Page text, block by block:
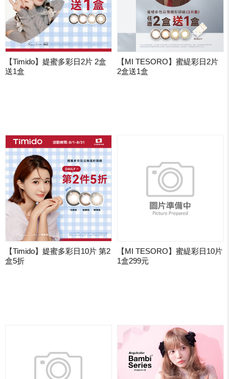
【Timido】媞蜜多彩日2片 2盒
送1盒
【MI TESORO】蜜緹彩日2片
2盒送1盒
【Timido】媞蜜多彩日10片 第2
盒5折
【MI TESORO】蜜緹彩日10片
1盒299元